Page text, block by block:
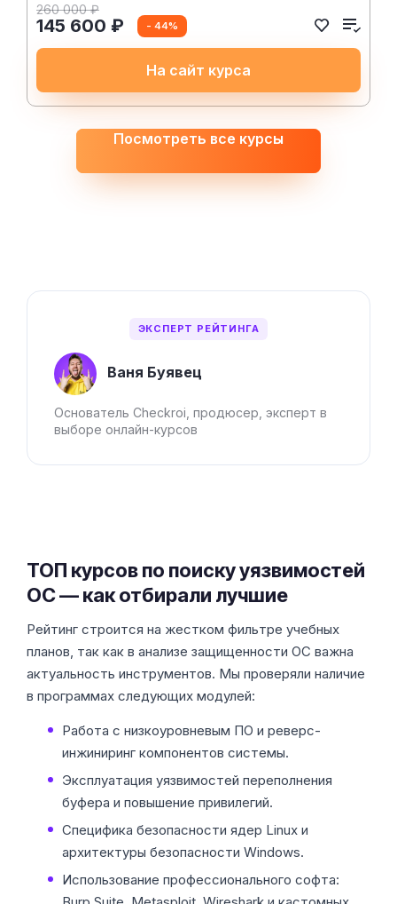
ЭКСПЕРТ РЕЙТИНГА
Ваня Буявец
Основатель Checkroi, продюсер, эксперт в
выборе онлайн-курсов
260 000 ₽
145 600 ₽ - 44%
На сайт курса
Посмотреть все курсы
ТОП курсов по поиску уязвимостей
ОС — как отбирали лучшие
Рейтинг строится на жестком фильтре учебных
планов, так как в анализе защищенности ОС важна
актуальность инструментов. Мы проверяли наличие
в программах следующих модулей:
Работа с низкоуровневым ПО и реверс-
инжиниринг компонентов системы.
Эксплуатация уязвимостей переполнения
буфера и повышение привилегий.
Специфика безопасности ядер Linux и
архитектуры безопасности Windows.
Использование профессионального софта: